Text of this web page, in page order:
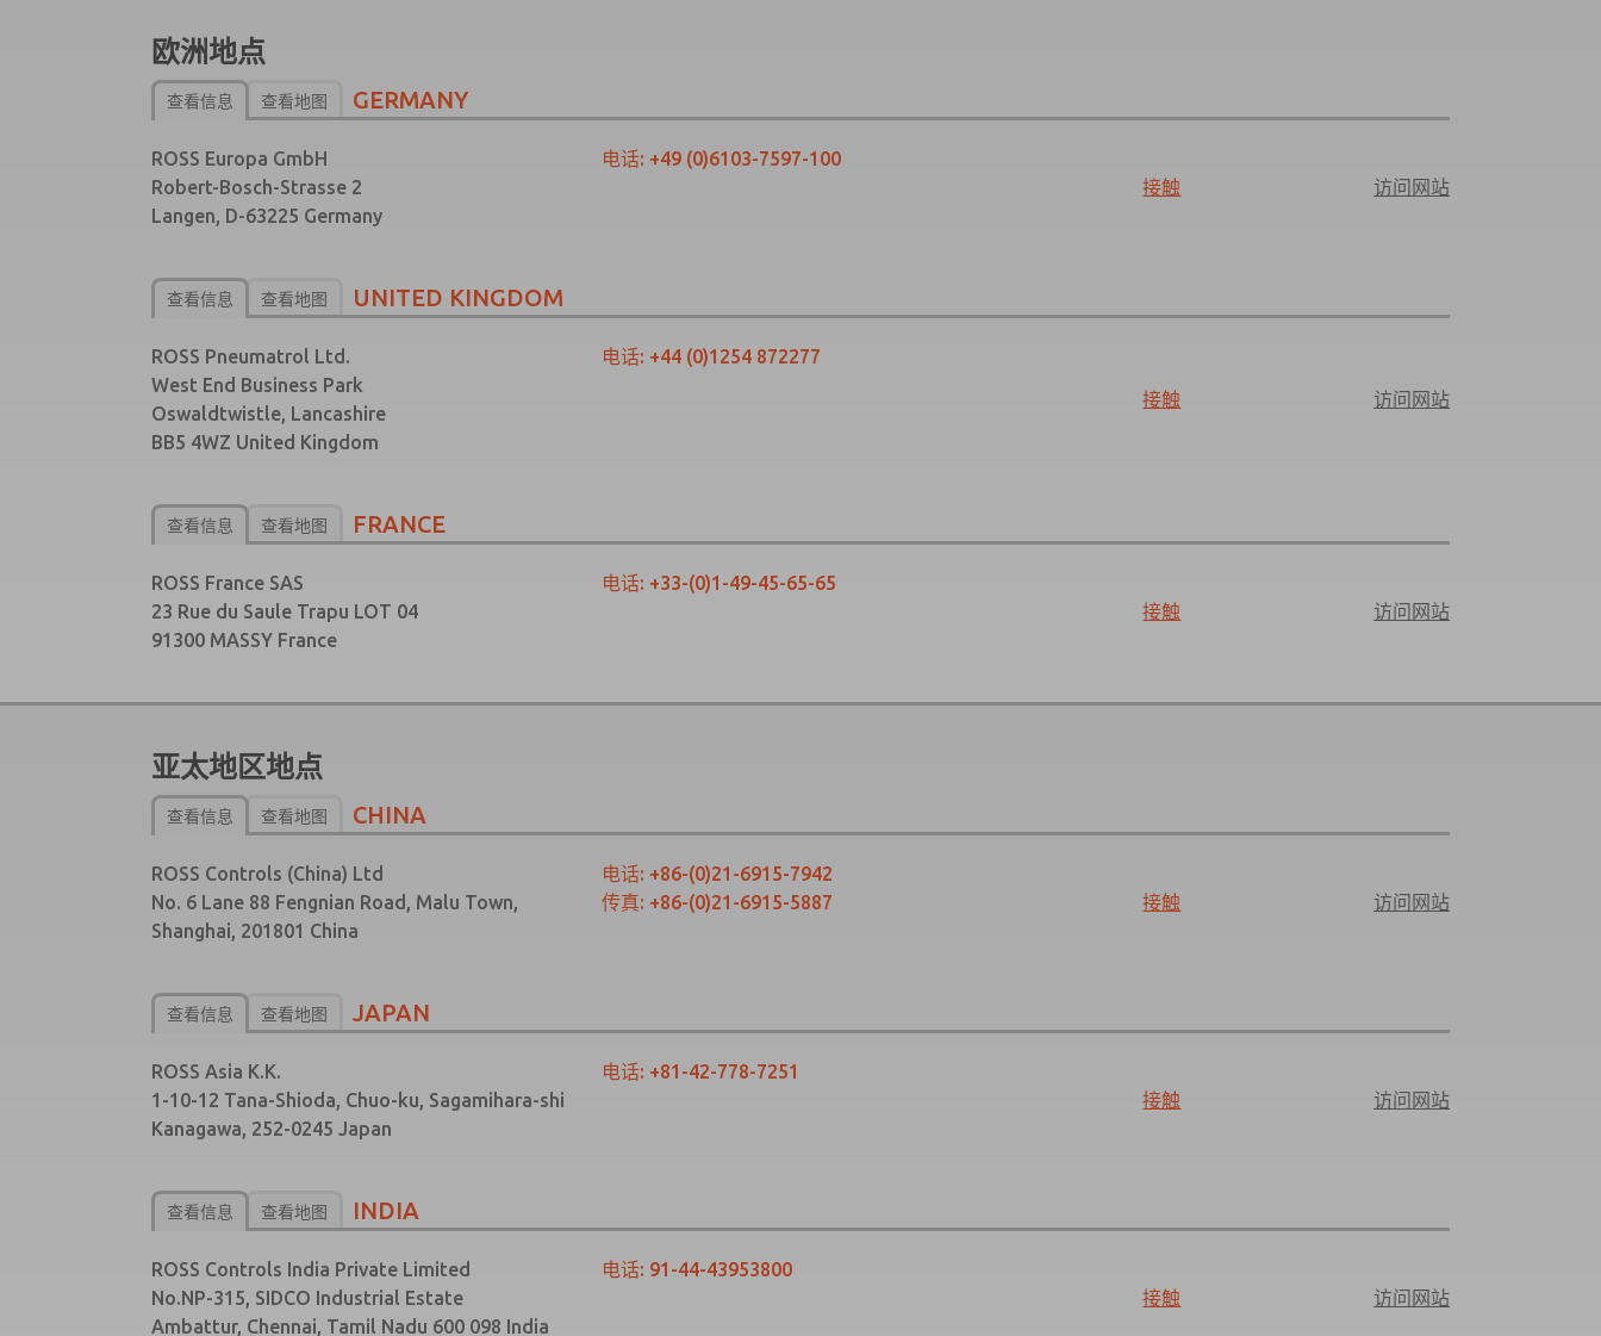
欧洲地点
查看信息 查看地图 GERMANY
ROSS Europa GmbH
Robert-Bosch-Strasse 2
Langen, D-63225 Germany
电话: +49 (0)6103-7597-100
接触
访问网站
查看信息 查看地图 UNITED KINGDOM
ROSS Pneumatrol Ltd.
West End Business Park
Oswaldtwistle, Lancashire
BB5 4WZ United Kingdom
电话: +44 (0)1254 872277
接触
访问网站
查看信息 查看地图 FRANCE
ROSS France SAS
23 Rue du Saule Trapu LOT 04
91300 MASSY France
电话: +33-(0)1-49-45-65-65
接触
访问网站
亚太地区地点
查看信息 查看地图 CHINA
ROSS Controls (China) Ltd
No. 6 Lane 88 Fengnian Road, Malu Town,
Shanghai, 201801 China
电话: +86-­(0)21-­6915-­7942
传真: +86-­(0)21-­6915-­5887
接触 访问网站
查看信息 查看地图 JAPAN
ROSS Asia K.K.
1-10-12 Tana-Shioda, Chuo-ku, Sagamihara-shi
Kanagawa, 252-0245 Japan
电话: +81-­42-­778-­7251
接触
访问网站
查看信息 查看地图 INDIA
ROSS Controls India Private Limited
No.NP-315, SIDCO Industrial Estate
Ambattur, Chennai, Tamil Nadu 600 098 India
电话: 91­-44-43953800
接触
访问网站